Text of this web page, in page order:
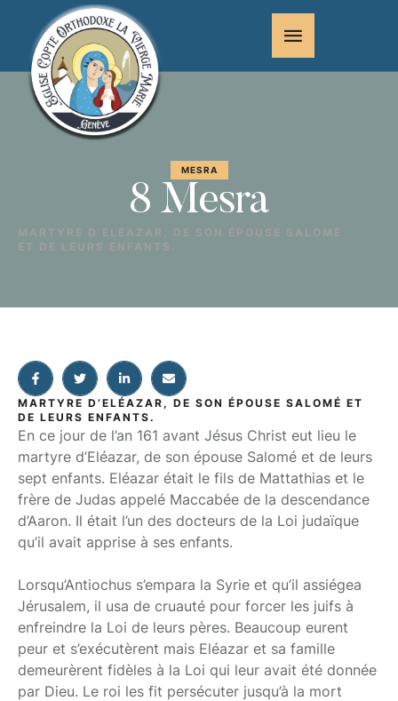
MESRA
8 Mesra
MARTYRE D’ELÉAZAR, DE SON ÉPOUSE SALOMÉ
ET DE LEURS ENFANTS.
MARTYRE D’ELÉAZAR, DE SON ÉPOUSE SALOMÉ ET
DE LEURS ENFANTS.
En ce jour de l’an 161 avant Jésus Christ eut lieu le
martyre d’Eléazar, de son épouse Salomé et de leurs
sept enfants. Eléazar était le fils de Mattathias et le
frère de Judas appelé Maccabée de la descendance
d’Aaron. Il était l’un des docteurs de la Loi judaïque
qu’il avait apprise à ses enfants.
Lorsqu’Antiochus s’empara la Syrie et qu’il assiégea
Jérusalem, il usa de cruauté pour forcer les juifs à
enfreindre la Loi de leurs pères. Beaucoup eurent
peur et s’exécutèrent mais Eléazar et sa famille
demeurèrent fidèles à la Loi qui leur avait été donnée
par Dieu. Le roi les fit persécuter jusqu’à la mort